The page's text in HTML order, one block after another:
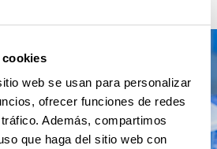
cookies
web se usan para personalizar
ofrecer funciones de redes
Además, compartimos
que haga del sitio web con